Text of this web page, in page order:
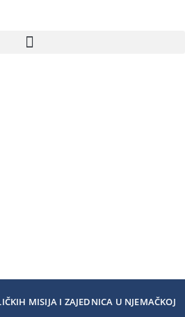
MISIJA I ZAJEDNICA U NJEMAČKOJ